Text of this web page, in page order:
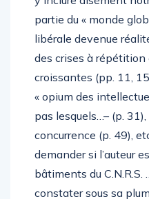
y inclure aisément
partie du « monde
libérale devenue
des crises à
croissantes (pp. 11,
« opium des
pas lesquels…– (p.
concurrence (p. 49),
demander si l’auteur
bâtiments du C.N.R.S.